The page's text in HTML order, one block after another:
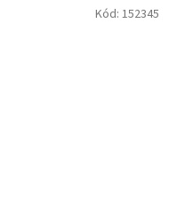
Kód: 152345